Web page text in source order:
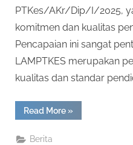
PTKes/AKr/Dip/I/2025,
komitmen dan kualitas
Pencapaian ini sangat
LAMPTKES merupakan
kualitas dan standar
Read More“STIPABA
Raih
»
Berita